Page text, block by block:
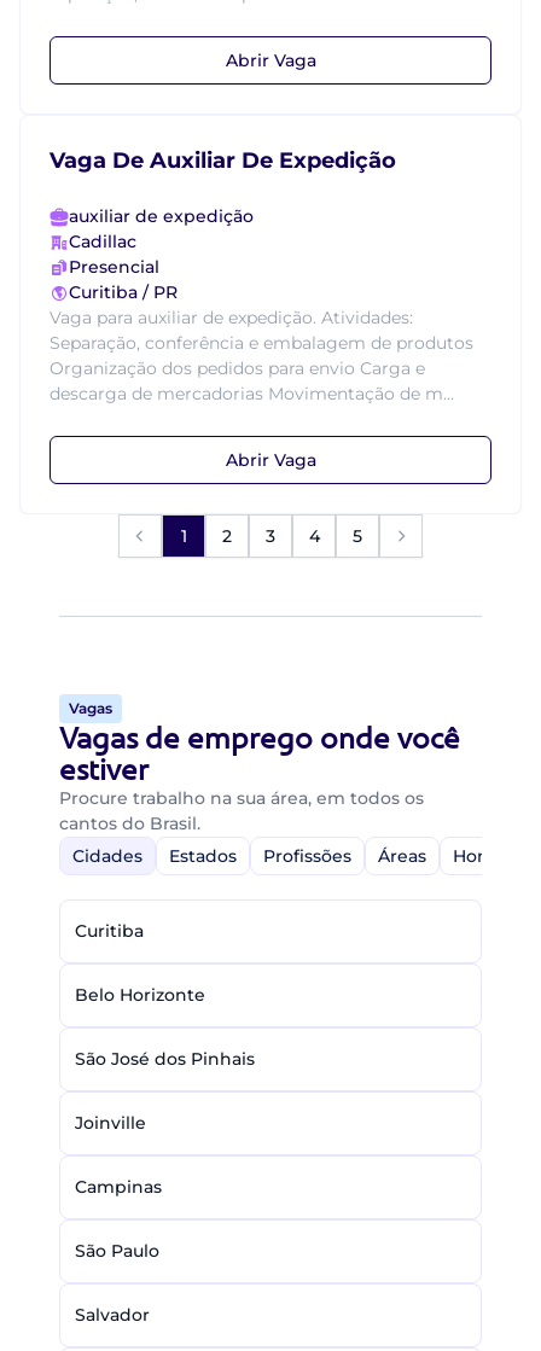
Abrir Vaga
Vaga De Auxiliar De Expedição
auxiliar de expedição
Cadillac
Presencial
Curitiba / PR
Vaga para auxiliar de expedição. Atividades:
Separação, conferência e embalagem de produtos
Organização dos pedidos para envio Carga e
descarga de mercadorias Movimentação de m...
Abrir Vaga
1 2 3 4 5
Vagas
Vagas de emprego onde você
estiver
Procure trabalho na sua área, em todos os
cantos do Brasil.
Cidades
Estados Profissões Áreas Home-
Curitiba
Belo Horizonte
São José dos Pinhais
Joinville
Campinas
São Paulo
Salvador